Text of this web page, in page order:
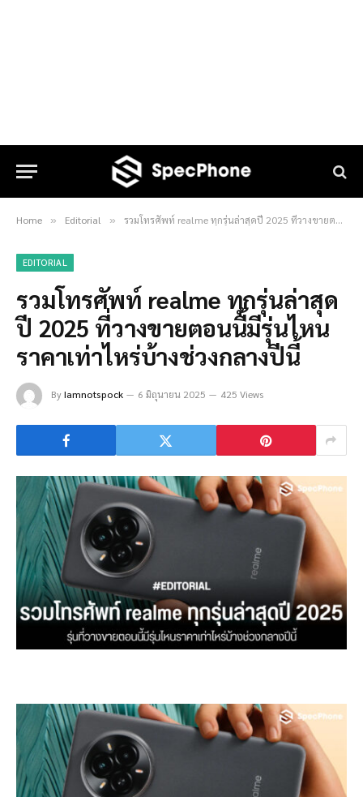
Home » Editorial » รวมโทรศัพท์ realme ทุกรุ่นล่าสุดปี 2025 ที่วางขายตอนนี้มีรุ่นไหนราคาเท่าไหร่บ้างช่วงกลางปีนี้
EDITORIAL
รวมโทรศัพท์ realme ทุกรุ่นล่าสุด
ปี 2025 ที่วางขายตอนนี้มีรุ่นไหน
ราคาเท่าไหร่บ้างช่วงกลางปีนี้
ByIamnotspock 6 มิถุนายน 2025 425 Views